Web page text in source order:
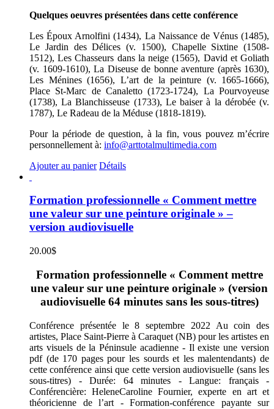
Quelques oeuvres présentées dans cette conférence
Les Époux Arnolfini (1434), La Naissance de Vénus (1485),
Le Jardin des Délices (v. 1500), Chapelle Sixtine (1508-
1512), Les Chasseurs dans la neige (1565), David et Goliath
(v. 1609-1610), La Diseuse de bonne aventure (après 1630),
Les Ménines (1656), L’art de la peinture (v. 1665-1666),
Place St-Marc de Canaletto (1723-1724), La Pourvoyeuse
(1738), La Blanchisseuse (1733), Le baiser à la dérobée (v.
1787), Le Radeau de la Méduse (1818-1819).
Pour la période de question, à la fin, vous pouvez m’écrire
personnellement à: info@arttotalmultimedia.com
Ajouter au panier Détails
Formation professionnelle « Comment mettre
une valeur sur une peinture originale » –
version audiovisuelle
20.00$
Formation professionnelle « Comment mettre
une valeur sur une peinture originale » (version
audiovisuelle 64 minutes sans les sous-titres)
Conférence présentée le 8 septembre 2022 Au coin des
artistes, Place Saint-Pierre à Caraquet (NB) pour les artistes en
arts visuels de la Péninsule acadienne - Il existe une version
pdf (de 170 pages pour les sourds et les malentendants) de
cette conférence ainsi que cette version audiovisuelle (sans les
sous-titres) - Durée: 64 minutes - Langue: français -
Conférencière: HeleneCaroline Fournier, experte en art et
théoricienne de l’art - Formation-conférence payante sur